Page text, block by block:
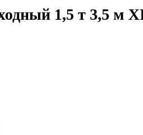
1,5 т 3,5 м